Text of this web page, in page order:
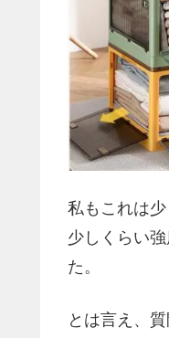
私もこれは
少しくらい
た。
とは言え、